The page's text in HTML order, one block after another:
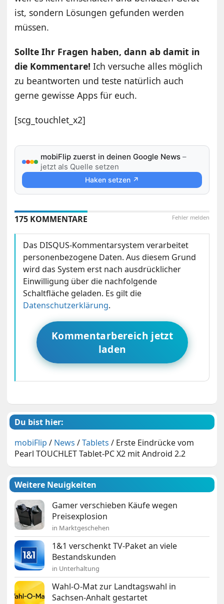
ist, sondern Lösungen gefunden werden
müssen.
Sollte Ihr Fragen haben, dann ab damit in
die Kommentare! Ich versuche alles möglich
zu beantworten und teste natürlich auch
gerne gewisse Apps für euch.
[scg_touchlet_x2]
mobiFlip zuerst in deinen Google News –
jetzt als Quelle setzen
Haken setzen ↗
Fehler melden
175 KOMMENTARE
Das DISQUS-Kommentarsystem verarbeitet
personenbezogene Daten. Aus diesem Grund
wird das System erst nach ausdrücklicher
Einwilligung über die nachfolgende
Schaltfläche geladen. Es gilt die
Datenschutzerklärung.
Kommentarbereich jetzt
laden
Du bist hier:
mobiFlip / News /Tablets / Erste Eindrücke vom
Pearl TOUCHLET Tablet-PC X2 mit Android 2.2
Weitere Neuigkeiten
Gamer verschieben Käufe wegen
Preisexplosion
in Marktgeschehen
1&1 verschenkt TV-Paket an viele
Bestandskunden
in Unterhaltung
Wahl-O-Mat zur Landtagswahl in
Sachsen-Anhalt gestartet